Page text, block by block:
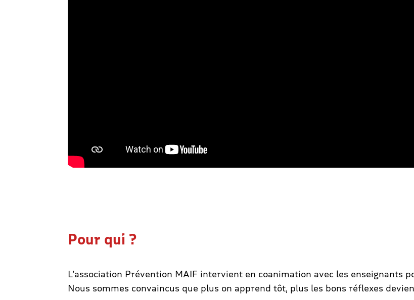
Pour qui ?
L’association Prévention MAIF intervient en coanimation avec les enseignants
Nous sommes convaincus que plus on apprend tôt, plus les bons réflexes